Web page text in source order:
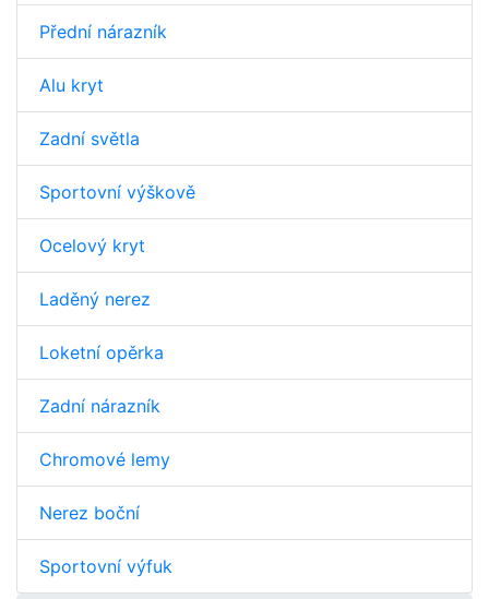
Přední nárazník
Alu kryt
Zadní světla
Sportovní výškově
Ocelový kryt
Laděný nerez
Loketní opěrka
Zadní nárazník
Chromové lemy
Nerez boční
Sportovní výfuk